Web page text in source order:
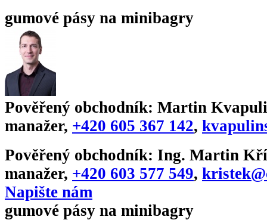
gumové pásy na minibagry
Pověřený obchodník: Martin
manažer, +420 605 367 142,
Pověřený obchodník: Ing. Martin
manažer, +420 603 577 549,
Napište nám
gumové pásy na minibagry